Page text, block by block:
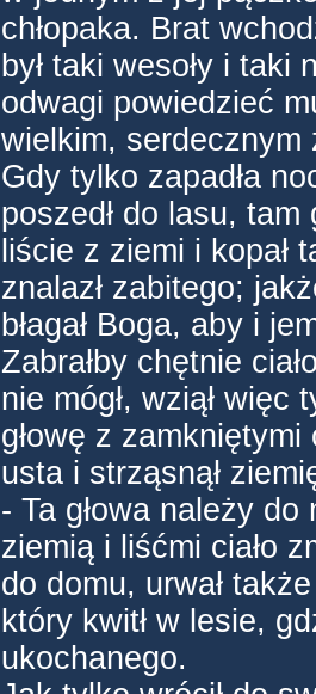
chłopaka. Brat
był taki wesoły i taki
odwagi powiedzieć
wielkim, serdecznym
Gdy tylko zapadła
poszedł do lasu, tam
liście z ziemi i kopał
znalazł zabitego;
błagał Boga, aby i
Zabrałby chętnie
nie mógł, wziął więc
głowę z zamkniętymi
usta i strząsnął
- Ta głowa należy do
ziemią i liśćmi ciało
do domu, urwał
który kwitł w lesie,
ukochanego.